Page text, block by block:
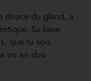
douce du gland, a
Sa base
que tu sois
ou en duo